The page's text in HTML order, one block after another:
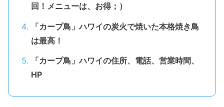
回！メニューは、お得；）
「カープ鳥」ハワイの炭火で焼いた本格焼き鳥
は最高！
「カープ鳥」ハワイの住所、電話、営業時間、
HP